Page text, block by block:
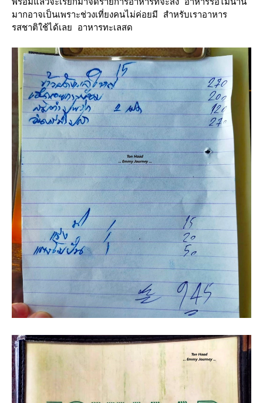
พร้อมแล้วจะเรียกมาจดรายการอาหารที่จะสั่ง อาหารรอไม่นาน
มากอาจเป็นเพราะช่วงเที่ยงคนไม่ค่อยมี สำหรับเราอาหาร
รสชาติใช้ได้เลย อาหารทะเลสด